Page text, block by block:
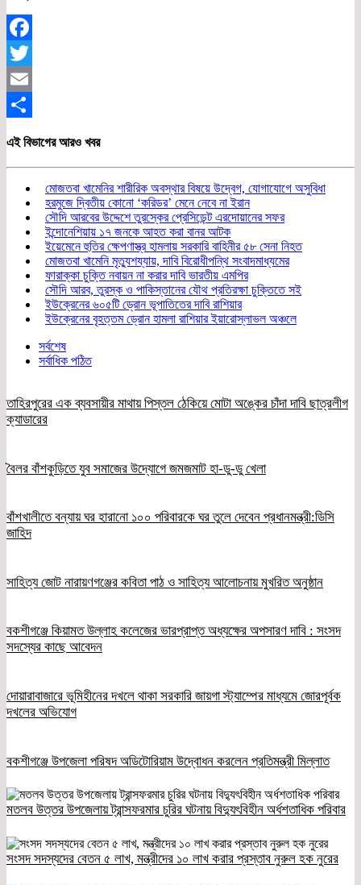
Facebook
Twitter
Email
এই বিভাগের আরও খবর
মোজতবা খামেনির শারীরিক অবস্থার বিষয়ে উদ্বেগ, যোগাযোগে অসুবিধা
হরমুজে দ্বিতীয় কোনো ‘করিডর’ মেনে নেবে না ইরান
সৌদি আরবের উদ্দেশে তুরস্কের প্রেসিডেন্ট এরদোয়ানের সফর
ইন্দোনেশিয়ায় ১৭ জনকে আহত করা বানর আটক
ইয়েমেনে হুতির ক্ষেপণাস্ত্র হামলায় সরকারি বাহিনীর ৫৮ সেনা নিহত
মোজতবা খামেনি মৃত্যুশয্যায়, দাবি বিরোধীপন্থি সংবাদমাধ্যমের
ফারাক্কা চুক্তি নবায়ন না করার দাবি ভারতীয় এমপির
সৌদি আরব, তুরস্ক ও পাকিস্তানের যৌথ প্রতিরক্ষা চুক্তিতে সই
ইউক্রেনের ৬০৫টি ড্রোন ভূপাতিতের দাবি রাশিয়ার
ইউক্রেনের বৃহত্তম ড্রোন হামলা রাশিয়ার ইয়ারোস্লাভল অঞ্চলে
সর্বশেষ
সর্বাধিক পঠিত
তাহিরপুরের এক ব্যবসায়ীর মাথায় পিস্তল ঠেকিয়ে মোটা অঙ্কের চাঁদা দাবি ছাত্রলীগ
ক্যাডারের
বৈলর বাঁশকুড়িতে যুব সমাজের উদ্যোগে জমজমাট হা-ডু-ডু খেলা
বাঁশখালীতে বন্যায় ঘর হারানো ১০০ পরিবারকে ঘর তুলে দেবেন প্রধানমন্ত্রী:ডিসি
জাহিদ
সাহিত্য জোট নারায়ণগঞ্জের কবিতা পাঠ ও সাহিত্য আলোচনায় মুখরিত অনুষ্ঠান
বকশীগঞ্জে কিয়ামত উল্লাহ কলেজের ভারপ্রাপ্ত অধ্যক্ষের অপসারণ দাবি : সংসদ
সদস্যের কাছে আবেদন
দোয়ারাবাজারে ভূমিহীনের দখলে থাকা সরকারি জায়গা স্ট্যাম্পের মাধ্যমে জোরপূর্বক
দখলের অভিযোগ
বকশীগঞ্জে উপজেলা পরিষদ অডিটোরিয়াম উদ্বোধন করলেন প্রতিমন্ত্রী মিল্লাত
মতলব উত্তর উপজেলায় ট্রান্সফরমার চুরির ঘটনায় বিদ্যুৎবিহীন অর্ধশতাধিক পরিবার
সংসদ সদস্যদের বেতন ৫ লাখ, মন্ত্রীদের ১০ লাখ করার প্রস্তাব নুরুল হক নুরের